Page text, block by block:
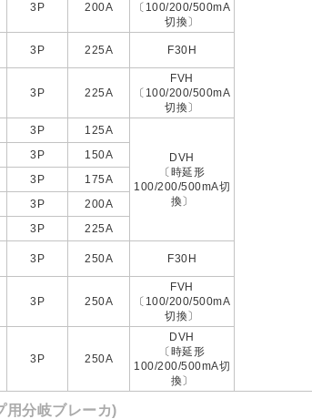
3P 200A
〔100/200/500mA
切換〕
3P 225A F30H
3P 225A
FVH
〔100/200/500mA
切換〕
3P 125A
DVH
〔時延形
100/200/500mA切
換〕
3P 150A
3P 175A
3P 200A
3P 225A
3P 250A F30H
3P 250A
FVH
〔100/200/500mA
切換〕
3P 250A
DVH
〔時延形
100/200/500mA切
換〕
用分岐ブレーカ)